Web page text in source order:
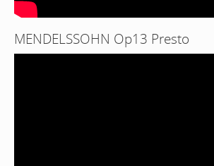
MENDELSSOHN Op13 Presto